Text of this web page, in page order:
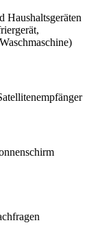
Haushaltsgeräten